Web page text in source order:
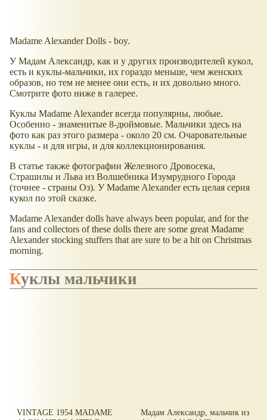
Madame Alexander Dolls - boy.
У Мадам Александр, как и у других производителей кукол,
есть и куклы-мальчики, их гораздо меньше, чем женских
образов, но тем не менее они есть, и их довольно много.
Смотрите фото ниже в галерее.
Куклы Madame Alexander всегда популярны, любые.
Особенно - знаменитые 8-дюймовые. Мальчики здесь на
фото как раз этого размера - около 20 см. Очаровательные
куклы - и для игры, и для коллекционирования.
В статье также фотографии Железного Дровосека,
Страшилы и Льва из Волшебника Изумрудного Города
(точнее - страны Оз). У Madame Alexander есть целая серия
кукол по этой сказке.
Madame Alexander dolls have always been popular, and for the
fans and collectors of these dolls there are some great Madame
Alexander stocking stuffers that are sure to be a hit on Christmas
morning.
Куклы мальчики
VINTAGE 1954 MADAME
Мадам Александр, мальчик из